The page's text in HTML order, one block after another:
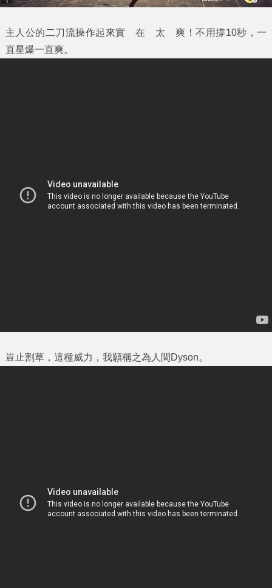
主人公的二刀流操作起來實 在 太 爽！不用撐10秒，一
直星爆一直爽。
豈止割草，這種威力，我願稱之為人間‎Dyson。